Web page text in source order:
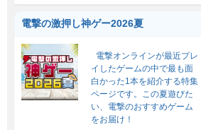
電撃の激押し神ゲー2026夏
電撃オンラインが最近プレ
イしたゲームの中で最も面
白かった1本を紹介する特集
ページです。この夏遊びた
い、電撃のおすすめゲーム
をお届け！